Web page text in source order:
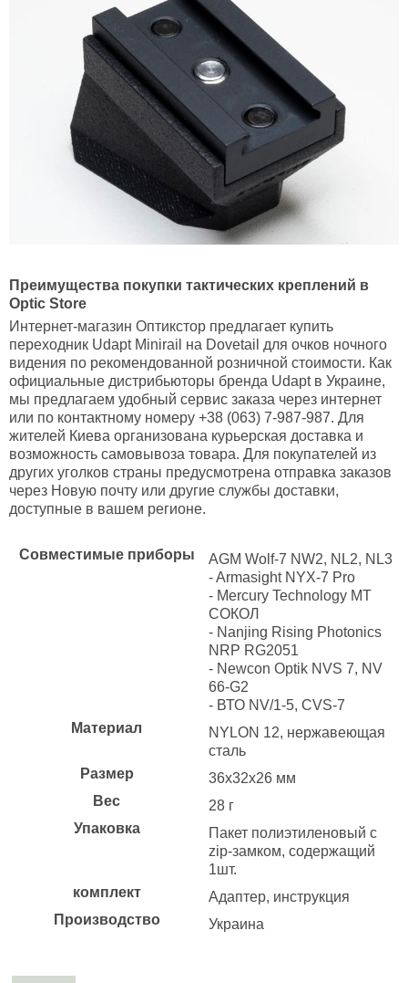
Преимущества покупки тактических креплений в
Optic Store
Интернет-магазин Оптикстор предлагает купить
переходник Udapt Minirail на Dovetail для очков ночного
видения по рекомендованной розничной стоимости. Как
официальные дистрибьюторы бренда Udapt в Украине,
мы предлагаем удобный сервис заказа через интернет
или по контактному номеру +38 (063) 7-987-987. Для
жителей Киева организована курьерская доставка и
возможность самовывоза товара. Для покупателей из
других уголков страны предусмотрена отправка заказов
через Новую почту или другие службы доставки,
доступные в вашем регионе.
Совместимые приборы
AGM Wolf-7 NW2, NL2, NL3
- Armasight NYX-7 Pro
- Mercury Technology MT
СОКОЛ
- Nanjing Rising Photonics
NRP RG2051
- Newcon Optik NVS 7, NV
66‐G2
- ВТО NV/1-5, CVS-7
Материал
NYLON 12, нержавеющая
сталь
Размер
36х32х26 мм
Вес
28 г
Упаковка
Пакет полиэтиленовый с
zip-замком, содержащий
1шт.
комплект
Адаптер, инструкция
Производство
Украина